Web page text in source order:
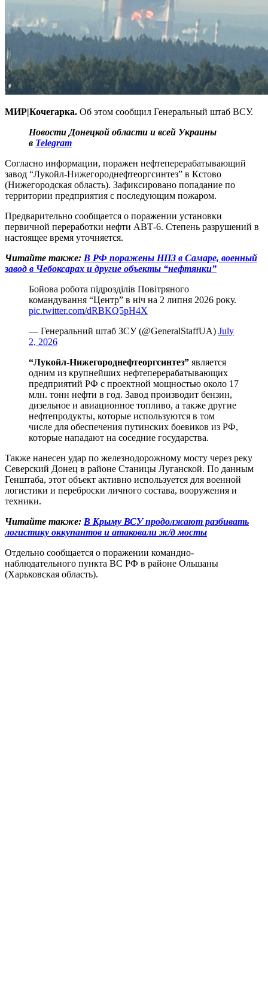
МИР|Кочегарка. Об этом сообщил Генеральный штаб ВСУ.
Новости Донецкой области и всей Украины
в Telegram
Согласно информации, поражен нефтеперерабатывающий
завод “Лукойл-Нижегороднефтеоргсинтез” в Кстово
(Нижегородская область). Зафиксировано попадание по
территории предприятия с последующим пожаром.
Предварительно сообщается о поражении установки
первичной переработки нефти АВТ-6. Степень разрушений в
настоящее время уточняется.
Читайте также: В РФ поражены НПЗ в Самаре, военный
завод в Чебоксарах и другие объекты “нефтянки”
Бойова робота підрозділів Повітряного
командування “Центр” в ніч на 2 липня 2026 року.
pic.twitter.com/dRBKQ5pH4X
— Генеральний штаб ЗСУ (@GeneralStaffUA) July
2, 2026
“Лукойл-Нижегороднефтеоргсинтез” является
одним из крупнейших нефтеперерабатывающих
предприятий РФ с проектной мощностью около 17
млн. тонн нефти в год. Завод производит бензин,
дизельное и авиационное топливо, а также другие
нефтепродукты, которые используются в том
числе для обеспечения путинских боевиков из РФ,
которые нападают на соседние государства.
Также нанесен удар по железнодорожному мосту через реку
Северский Донец в районе Станицы Луганской. По данным
Генштаба, этот объект активно используется для военной
логистики и переброски личного состава, вооружения и
техники.
Читайте также: В Крыму ВСУ продолжают разбивать
логистику оккупантов и атаковали ж/д мосты
Отдельно сообщается о поражении командно-
наблюдательного пункта ВС РФ в районе Ольшаны
(Харьковская область).